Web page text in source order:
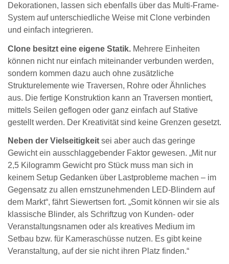
Dekorationen, lassen sich ebenfalls über das Multi-Frame-
System auf unterschiedliche Weise mit Clone verbinden
und einfach integrieren.
Clone besitzt eine eigene Statik. Mehrere Einheiten
können nicht nur einfach miteinander verbunden werden,
sondern kommen dazu auch ohne zusätzliche
Strukturelemente wie Traversen, Rohre oder Ähnliches
aus. Die fertige Konstruktion kann an Traversen montiert,
mittels Seilen geflogen oder ganz einfach auf Stative
gestellt werden. Der Kreativität sind keine Grenzen gesetzt.
Neben der Vielseitigkeit sei aber auch das geringe
Gewicht ein ausschlaggebender Faktor gewesen. „Mit nur
2,5 Kilogramm Gewicht pro Stück muss man sich in
keinem Setup Gedanken über Lastprobleme machen – im
Gegensatz zu allen ernstzunehmenden LED-Blindern auf
dem Markt“, fährt Siewertsen fort. „Somit können wir sie als
klassische Blinder, als Schriftzug von Kunden- oder
Veranstaltungsnamen oder als kreatives Medium im
Setbau bzw. für Kameraschüsse nutzen. Es gibt keine
Veranstaltung, auf der sie nicht ihren Platz finden.“